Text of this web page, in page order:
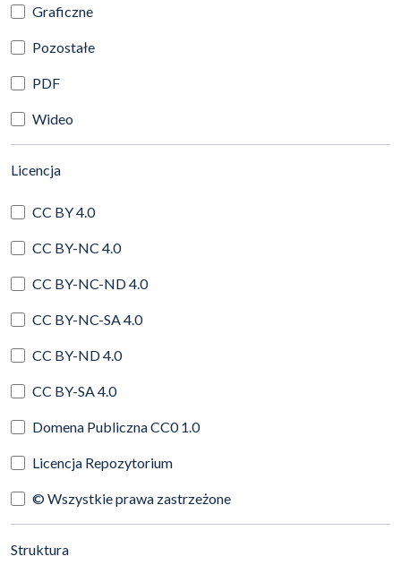
Graficzne
Pozostałe
PDF
Wideo
Licencja(automatyczne przeładowanie treści)
CC BY 4.0
CC BY-NC 4.0
CC BY-NC-ND 4.0
CC BY-NC-SA 4.0
CC BY-ND 4.0
CC BY-SA 4.0
Domena Publiczna CC0 1.0
Licencja Repozytorium
© Wszystkie prawa zastrzeżone
Struktura(automatyczne przeładowanie treści)